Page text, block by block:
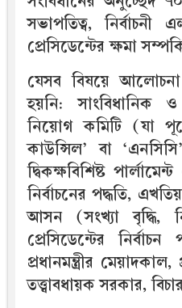
সভাপতিত্ব, নির্বাচনী
প্রেসিডেন্টের ক্ষমা
যেসব বিষয়ে আলোচনা
হয়নি: সাংবিধানিক ও
নিয়োগ কমিটি (যা
কাউন্সিল’ বা
দ্বিকক্ষবিশিষ্ট
নির্বাচনের পদ্ধতি,
আসন (সংখ্যা বৃদ্ধি,
প্রেসিডেন্টের নির্বাচন
প্রধানমন্ত্রীর
তত্ত্বাবধায়ক সরকার,